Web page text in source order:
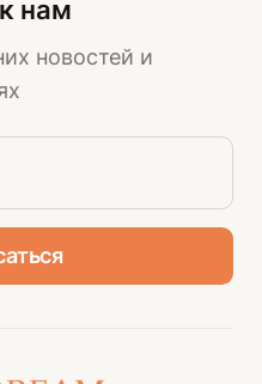
нам
новостей и